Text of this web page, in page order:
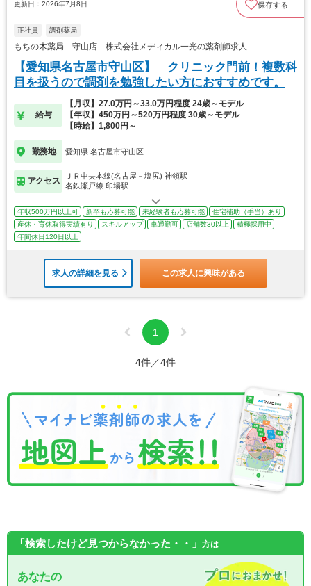
更新日：2026年7月8日 保存する
正社員 調剤薬局
もちの木薬局 守山店 株式会社メディカル一光の薬剤師求人
【愛知県名古屋市守山区】 クリニック門前！複数科
目を扱うので調剤を勉強したい方におすすめです。
給与
【月収】27.0万円～33.0万円程度 24歳～モデル
【年収】450万円～520万円程度 30歳～モデル
【時給】1,800円～
勤務地 愛知県 名古屋市守山区
アクセス
ＪＲ中央本線(名古屋－塩尻) 神領駅
名鉄瀬戸線 印場駅
年収500万円以上可 新卒も応募可能 未経験者も応募可能
住宅補助（手当）あり
産休・育休取得実績有り
スキルアップ 車通勤可 店舗数30以上
積極採用中
年間休日120日以上
求人の詳細を見る この求人に興味がある
1
4件／4件
「検索したけど見つからなかった・・」 方は
あなたの